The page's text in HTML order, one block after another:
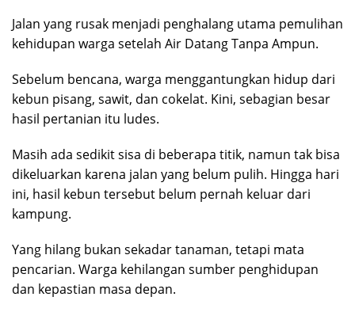
Jalan yang rusak menjadi penghalang utama pemulihan
kehidupan warga setelah Air Datang Tanpa Ampun.
Sebelum bencana, warga menggantungkan hidup dari
kebun pisang, sawit, dan cokelat. Kini, sebagian besar
hasil pertanian itu ludes.
Masih ada sedikit sisa di beberapa titik, namun tak bisa
dikeluarkan karena jalan yang belum pulih. Hingga hari
ini, hasil kebun tersebut belum pernah keluar dari
kampung.
Yang hilang bukan sekadar tanaman, tetapi mata
pencarian. Warga kehilangan sumber penghidupan
dan kepastian masa depan.